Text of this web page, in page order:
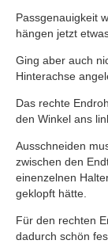
Passgenauigkeit
hängen jetzt
Ging aber auch
Hinterachse
Das rechte
den Winkel ans
Ausschneiden
zwischen den
einenzelnen
geklopft hätte.
Für den rechten
dadurch schön